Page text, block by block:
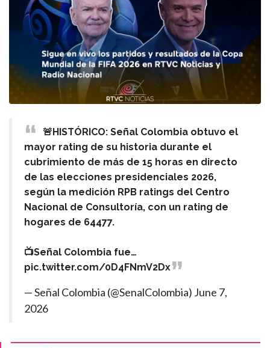
🚨HISTÓRICO: Señal Colombia obtuvo el
mayor rating de su historia durante el
cubrimiento de más de 15 horas en directo
de las elecciones presidenciales 2026,
según la medición RPB ratings del Centro
Nacional de Consultoría, con un rating de
hogares de 64477.
📺Señal Colombia fue…
pic.twitter.com/0D4FNmV2Dx
— Señal Colombia (@SenalColombia) June 7,
2026